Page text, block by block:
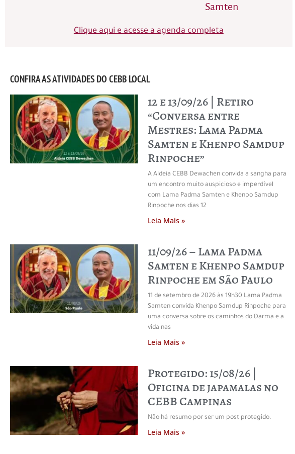
Samten
Clique aqui e acesse a agenda completa
CONFIRA AS ATIVIDADES DO CEBB LOCAL
12 e 13/09/26 | Retiro
“Conversa entre
Mestres: Lama Padma
Samten e Khenpo Samdup
Rinpoche”
A Aldeia CEBB Dewachen convida a sangha para
um encontro muito auspicioso e imperdível
com Lama Padma Samten e Khenpo Samdup
Rinpoche nos dias 12
Leia Mais »
11/09/26 – Lama Padma
Samten e Khenpo Samdup
Rinpoche em São Paulo
11 de setembro de 2026 às 19h30 Lama Padma
Samten convida Khenpo Samdup Rinpoche para
uma conversa sobre os caminhos do Darma e a
vida nas
Leia Mais »
Protegido: 15/08/26 |
Oficina de japamalas no
CEBB Campinas
Não há resumo por ser um post protegido.
Leia Mais »